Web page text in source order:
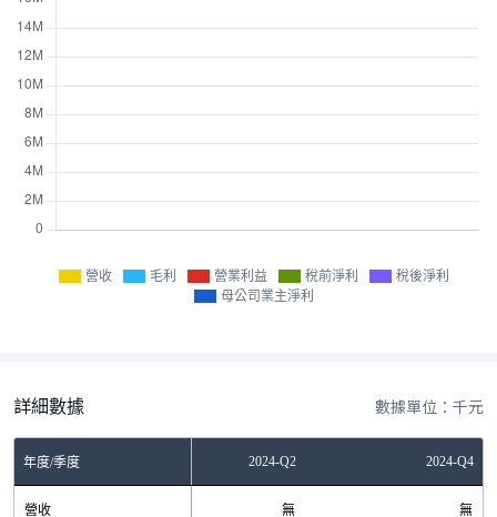
營收 毛利 營業利益 稅前淨利
稅後淨利
母公司業主淨利
詳細數據 數據單位：千元
年度/季度2023-Q4 2024-Q2 2024-Q4
營收 無 無